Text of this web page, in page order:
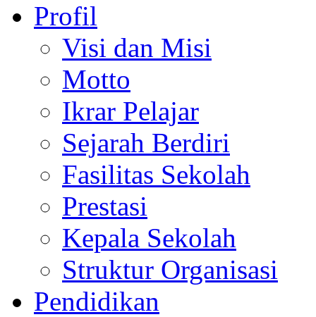
Profil
Visi dan Misi
Motto
Ikrar Pelajar
Sejarah Berdiri
Fasilitas Sekolah
Prestasi
Kepala Sekolah
Struktur Organisasi
Pendidikan